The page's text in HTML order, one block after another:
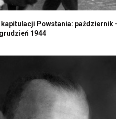
Powstania: październik -
grudzień 1944